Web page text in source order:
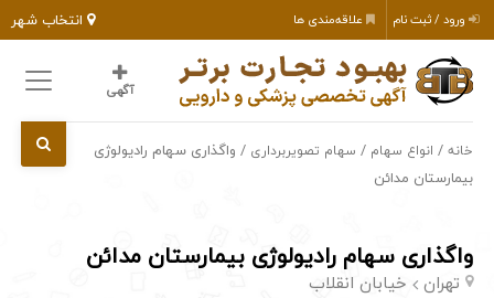
انتخاب شهر ورود / ثبت نام علاقه‌مندی ها
آگهی
خانه / انواع سهام / سهام تصویربرداری / واگذاری سهام رادیولوژی
بیمارستان مدائن
واگذاری سهام رادیولوژی بیمارستان مدائن
تهران خیابان انقلاب